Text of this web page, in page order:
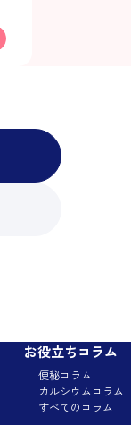
お役立ちコラム
便秘コラム
カルシウムコラム
すべてのコラム